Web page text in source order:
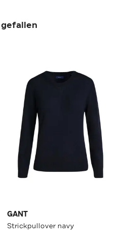
GANT
Strickpullover navy